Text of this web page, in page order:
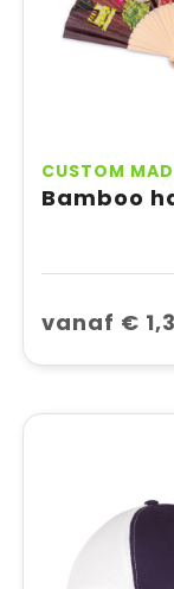
CUSTOM
Bamboo
vanaf €